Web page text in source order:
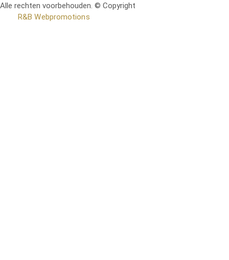
Alle rechten voorbehouden. © Copyright
R&B Webpromotions